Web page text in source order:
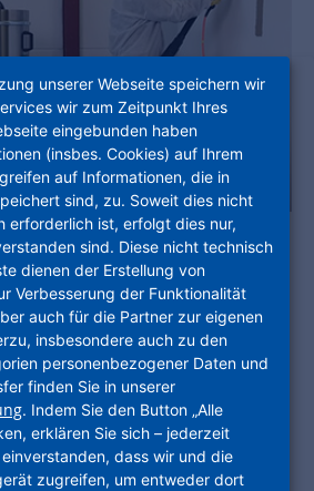
atmen auf.
SES-NHW-Verfahren ist
Entfernen von
Sehen Sie mehr
Video.
unserer Webseite speichern wir
wir zum Zeitpunkt Ihres
eingebunden haben
(insbes. Cookies) auf Ihrem
auf Informationen, die in
sind, zu. Soweit dies nicht
erforderlich ist, erfolgt dies nur,
sind. Diese nicht technisch
dienen der Erstellung von
Verbesserung der Funktionalität
auch für die Partner zur eigenen
insbesondere auch zu den
personenbezogener Daten und
finden Sie in unserer
. Indem Sie den Button „Alle
erklären Sie sich – jederzeit
dass wir und die
zugreifen, um entweder dort